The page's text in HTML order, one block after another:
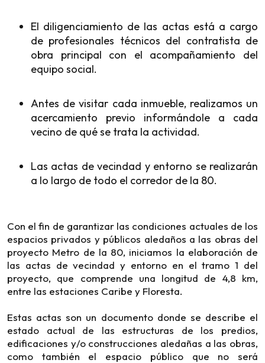
El diligenciamiento de las actas está a cargo
de profesionales técnicos del contratista de
obra principal con el acompañamiento del
equipo social.
Antes de visitar cada inmueble, realizamos un
acercamiento previo informándole a cada
vecino de qué se trata la actividad.
Las actas de vecindad y entorno se realizarán
a lo largo de todo el corredor de la 80.
Con el fin de garantizar las condiciones actuales de los
espacios privados y públicos aledaños a las obras del
proyecto Metro de la 80, iniciamos la elaboración de
las actas de vecindad y entorno en el tramo 1 del
proyecto, que comprende una longitud de 4,8 km,
entre las estaciones Caribe y Floresta.
Estas actas son un documento donde se describe el
estado actual de las estructuras de los predios,
edificaciones y/o construcciones aledañas a las obras,
como también el espacio público que no será